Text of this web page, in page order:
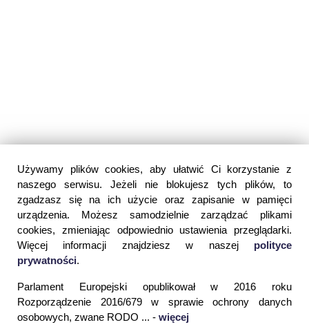
Używamy plików cookies, aby ułatwić Ci korzystanie z
naszego serwisu. Jeżeli nie blokujesz tych plików, to
zgadzasz się na ich użycie oraz zapisanie w pamięci
urządzenia. Możesz samodzielnie zarządzać plikami
cookies, zmieniając odpowiednio ustawienia przeglądarki.
Więcej informacji znajdziesz w naszej polityce
prywatności.
Parlament Europejski opublikował w 2016 roku
Rozporządzenie 2016/679 w sprawie ochrony danych
osobowych, zwane RODO ... - więcej